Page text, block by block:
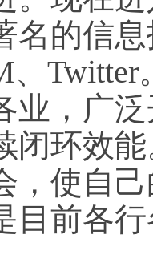
名的信
Twitter
业，广
闭环效
，使自
目前各